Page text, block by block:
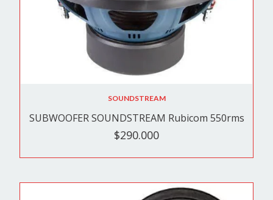
SOUNDSTREAM
SUBWOOFER SOUNDSTREAM Rubicom 550rms
$290.000